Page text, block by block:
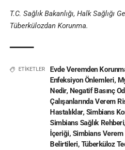
T.C. Sağlık Bakanlığı, Halk Sağlığı
Tüberkülozdan Korunma.
ETİKETLER Evde Veremden
Enfeksiyon Önlemleri,
Nedir, Negatif Basınç
Çalışanlarında Verem
Hastalıklar, Simbians
Simbians Sağlık Rehberi
İçeriği, Simbians
Belirtileri, Tüberküloz